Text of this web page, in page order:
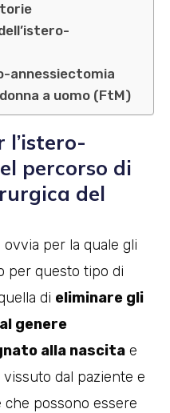
annessiectomia
a uomo (FtM)
l’istero-
percorso di
del
per la quale gli
per questo tipo di
di eliminare gli
genere
alla nascita e
dal paziente e
che possono essere